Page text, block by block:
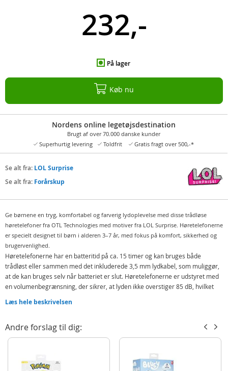
232,-
På lager
Køb nu
Nordens online legetøjsdestination
Brugt af over 70.000 danske kunder
Superhurtig levering
Toldfrit Gratis fragt over 500,-*
Se alt fra: LOL Surprise
Se alt fra: Forårskup
Ge børnene en tryg, komfortabel og farverig lydoplevelse med disse trådløse
høretelefoner fra OTL Technologies med motiver fra LOL Surprise. Høretelefonerne
er specielt designet til børn i alderen 3–7 år, med fokus på komfort, sikkerhed og
brugervenlighed.
Høretelefonerne har en batteritid på ca. 15 timer og kan bruges både
trådløst eller sammen med det inkluderede 3,5 mm lydkabel, som muliggør,
at de kan bruges selv når batteriet er slut. Høretelefonerne er udstyret med
en volumenbegrænsning, der sikrer, at lyden ikke overstiger 85 dB, hvilket
Indeholder:
3,5 mm AUX-stereokabel
Læs hele beskrivelsen
Andre forslag til dig: